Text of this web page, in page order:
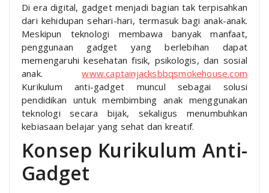
Di era digital, gadget menjadi bagian tak terpisahkan
dari kehidupan sehari-hari, termasuk bagi anak-anak.
Meskipun teknologi membawa banyak manfaat,
penggunaan gadget yang berlebihan dapat
memengaruhi kesehatan fisik, psikologis, dan sosial
anak.www.captainjacksbbqsmokehouse.com
Kurikulum anti-gadget muncul sebagai solusi
pendidikan untuk membimbing anak menggunakan
teknologi secara bijak, sekaligus menumbuhkan
kebiasaan belajar yang sehat dan kreatif.
Konsep Kurikulum Anti-
Gadget